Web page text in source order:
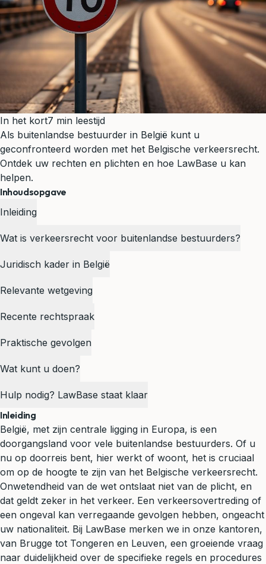
In het kort7 min leestijd
Als buitenlandse bestuurder in België kunt u
geconfronteerd worden met het Belgische verkeersrecht.
Ontdek uw rechten en plichten en hoe LawBase u kan
helpen.
Inhoudsopgave
Inleiding
Wat is verkeersrecht voor buitenlandse bestuurders?
Juridisch kader in België
Relevante wetgeving
Recente rechtspraak
Praktische gevolgen
Wat kunt u doen?
Hulp nodig? LawBase staat klaar
Inleiding
België, met zijn centrale ligging in Europa, is een
doorgangsland voor vele buitenlandse bestuurders. Of u
nu op doorreis bent, hier werkt of woont, het is cruciaal
om op de hoogte te zijn van het Belgische verkeersrecht.
Onwetendheid van de wet ontslaat niet van de plicht, en
dat geldt zeker in het verkeer. Een verkeersovertreding of
een ongeval kan verregaande gevolgen hebben, ongeacht
uw nationaliteit. Bij LawBase merken we in onze kantoren,
van Brugge tot Tongeren en Leuven, een groeiende vraag
naar duidelijkheid over de specifieke regels en procedures